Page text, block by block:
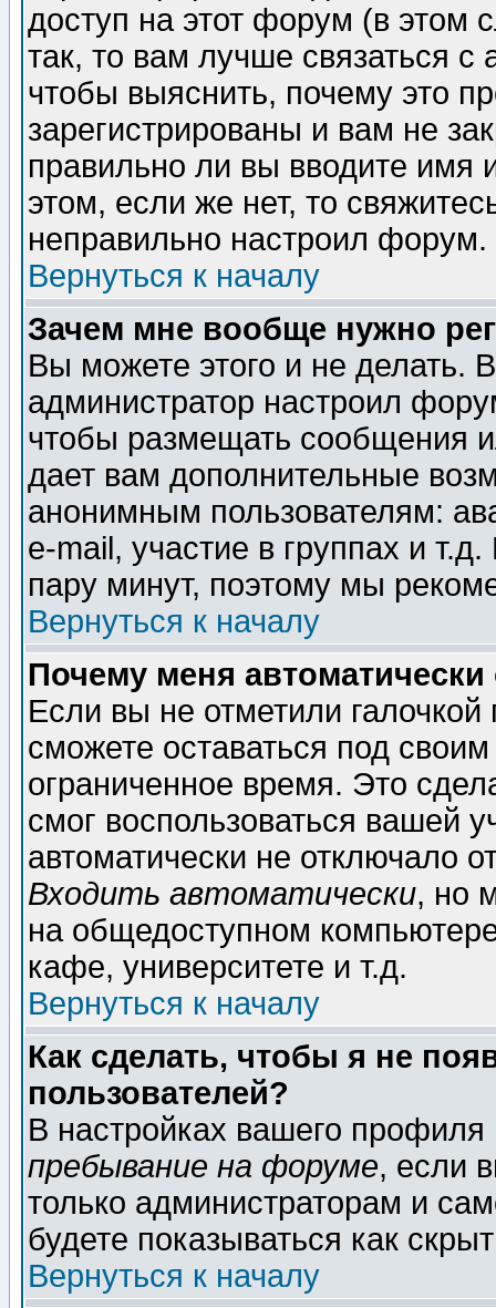
доступ на этот форум (в этом
так, то вам лучше связаться
чтобы выяснить, почему это
зарегистрированы и вам не
правильно ли вы вводите
этом, если же нет, то
неправильно настроил форум.
Вернуться к началу
Зачем мне вообще нужно
Вы можете этого и не делать.
администратор настроил
чтобы размещать сообщения
дает вам дополнительные
анонимным пользователям:
e-mail, участие в группах и
пару минут, поэтому мы
Вернуться к началу
Почему меня автоматически
Если вы не отметили галочкой
сможете оставаться под
ограниченное время. Это
смог воспользоваться вашей
автоматически не отключало
Входить автоматически, но
на общедоступном
кафе, университете и т.д.
Вернуться к началу
Как сделать, чтобы я не
пользователей?
В настройках вашего
пребывание на форуме, если
только администраторам и
будете показываться как
Вернуться к началу